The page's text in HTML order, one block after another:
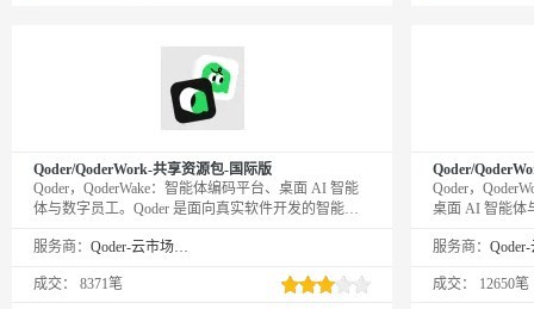
Qoder/QoderWork-共享资源包-国际版
Qoder，QoderWake：智能体编码平台、桌面 AI 智能
体与数字员工。Qoder 是面向真实软件开发的智能体
JetBrains 插件、CLI、Mobile 和 Cloud Agents 等使用方
QoderWake 是你的数字员工，各司其职、全天在线，
服务商： Qoder-云市场精选店
成交： 8371笔
Qoder/
Qoder，
桌面 AI 智能体
供 Desktop、
的全流程。
服务商：
成交： 12650笔